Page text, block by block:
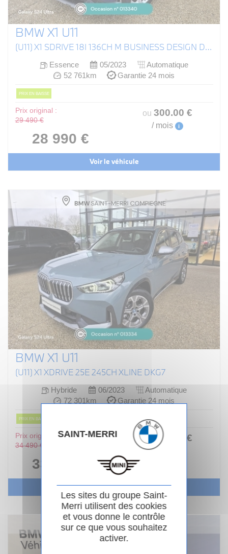
BMW X1 U11
(U11) X1 SDRIVE 18I 136CH M BUSINESS DESIGN DKG7
Essence 05/2023
Automatique
52 761km
Garantie 24 mois
PRIX EN BAISSE
Prix original :
29 490 €
28 990 €
ou 300.00 €
/ mois i
Voir le véhicule
BMW X1 U11
(U11) X1 XDRIVE 25E 245CH XLINE DKG7
Hybride 06/2023
Automatique
72 301km
Garantie 24 mois
PRIX EN BAISSE
Prix original :
34 490 €
33 990 €
ou376 €
/ mois
Voir le véhicule
SAINT-MERRI
Les sites du groupe Saint-
Merri utilisent des cookies
et vous donne le contrôle
sur ce que vous souhaitez
activer.